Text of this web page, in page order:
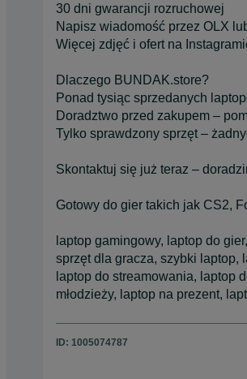
30 dni gwarancji rozruchowej
Napisz wiadomość przez OLX
Więcej zdjęć i ofert na
Dlaczego BUNDAK.store?
Ponad tysiąc sprzedanych
Doradztwo przed zakupem –
Tylko sprawdzony sprzęt –
Skontaktuj się już teraz –
Gotowy do gier takich jak CS2,
laptop gamingowy, laptop do
sprzęt dla gracza, szybki laptop,
laptop do streamowania, laptop
młodzieży, laptop na prezent,
ID: 1005074787